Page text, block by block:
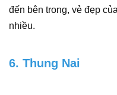
đến bên trong, vẻ đẹp
nhiều.
6. Thung Nai